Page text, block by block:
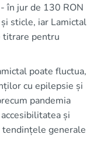
în jur de 130 RON
sticle, iar Lamictal
titrare pentru
poate fluctua,
cu epilepsie și
pandemia
și
tendințele generale